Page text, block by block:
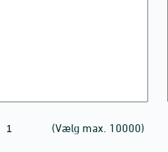
(Vælg max. 10000)